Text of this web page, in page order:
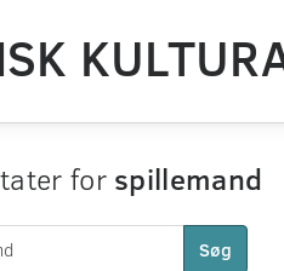
for spillemand
Søg